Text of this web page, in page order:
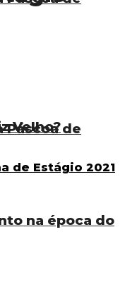
Velho?
na época do
Páscoa de